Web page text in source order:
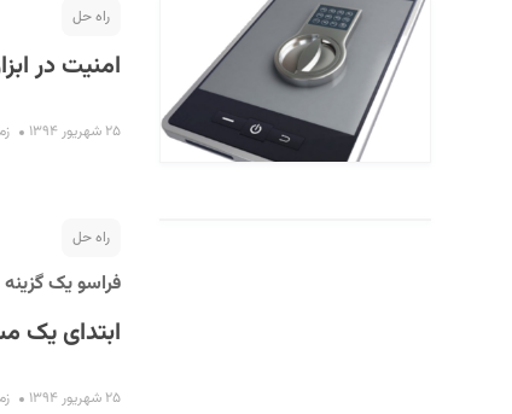
راه حل
امنیت در
۲۵ شهریور ۱۳۹۴
راه حل
فراسو یک
ابتدای یک
۲۵ شهریور ۱۳۹۴